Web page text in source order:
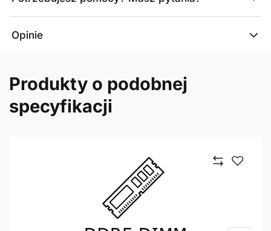
Opinie
Produkty o podobnej
specyfikacji